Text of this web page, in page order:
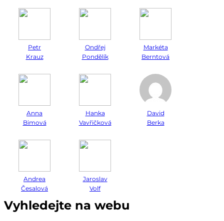
Petr
Krauz
Ondřej
Pondělík
Markéta
Berntová
Anna
Bimová
Hanka
Vavřičková
David
Berka
Andrea
Česalová
Jaroslav
Volf
Vyhledejte na webu